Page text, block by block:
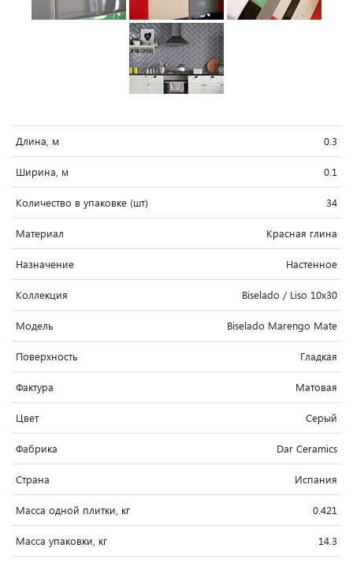
Длина, м 0.3
Ширина, м 0.1
Количество в упаковке (шт) 34
Материал Красная глина
Назначение Настенное
Коллекция Biselado / Liso 10x30
Модель Biselado Marengo Mate
Поверхность Гладкая
Фактура Матовая
Цвет Серый
Фабрика Dar Ceramics
Страна Испания
Масса одной плитки, кг 0.421
Масса упаковки, кг 14.3